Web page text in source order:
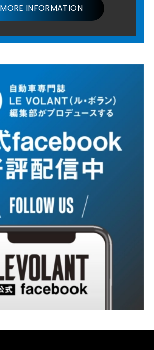
MORE INFORMATION